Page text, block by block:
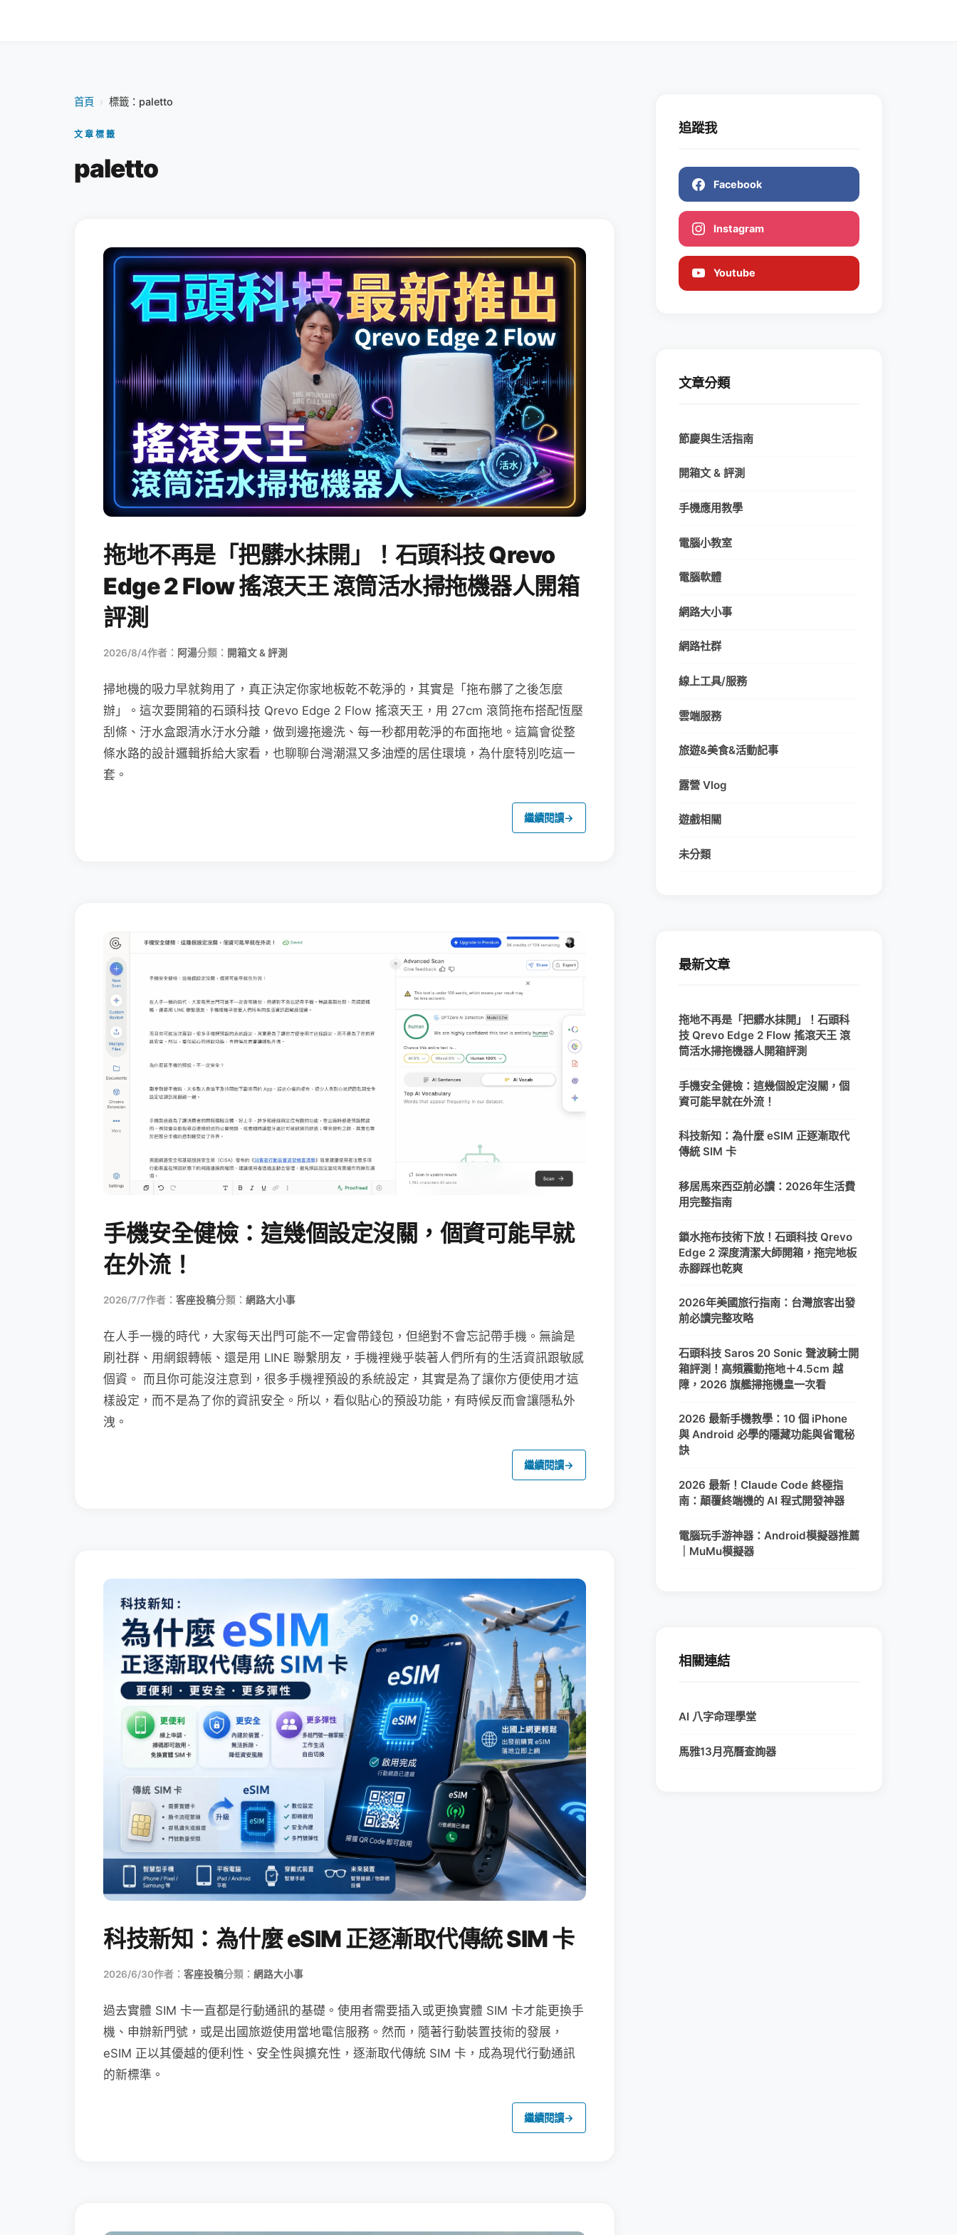
首頁 › 標籤：paletto
文章標籤
paletto
拖地不再是「把髒水抹開」！石頭科技 Qrevo
Edge 2 Flow 搖滾天王 滾筒活水掃拖機器人開箱
評測
2026/8/4作者： 阿湯分類： 開箱文 & 評測
掃地機的吸力早就夠用了，真正決定你家地板乾不乾淨的，其實是「拖布髒了之後怎麼
辦」。這次要開箱的石頭科技 Qrevo Edge 2 Flow 搖滾天王，用 27cm 滾筒拖布搭配恆壓
刮條、汙水盒跟清水汙水分離，做到邊拖邊洗、每一秒都用乾淨的布面拖地。這篇會從整
條水路的設計邏輯拆給大家看，也聊聊台灣潮濕又多油煙的居住環境，為什麼特別吃這一
套。
繼續閱讀→
手機安全健檢：這幾個設定沒關，個資可能早就
在外流！
2026/7/7作者： 客座投稿分類： 網路大小事
在人手一機的時代，大家每天出門可能不一定會帶錢包，但絕對不會忘記帶手機。無論是
刷社群、用網銀轉帳、還是用 LINE 聯繫朋友，手機裡幾乎裝著人們所有的生活資訊跟敏感
個資。 而且你可能沒注意到，很多手機裡預設的系統設定，其實是為了讓你方便使用才這
樣設定，而不是為了你的資訊安全。所以，看似貼心的預設功能，有時候反而會讓隱私外
洩。
繼續閱讀→
科技新知：為什麼 eSIM 正逐漸取代傳統 SIM 卡
2026/6/30作者： 客座投稿分類： 網路大小事
過去實體 SIM 卡一直都是行動通訊的基礎。使用者需要插入或更換實體 SIM 卡才能更換手
機、申辦新門號，或是出國旅遊使用當地電信服務。然而，隨著行動裝置技術的發展，
eSIM 正以其優越的便利性、安全性與擴充性，逐漸取代傳統 SIM 卡，成為現代行動通訊
的新標準。
繼續閱讀→
追蹤我
Facebook
Instagram
Youtube
文章分類
節慶與生活指南
開箱文 & 評測
手機應用教學
電腦小教室
電腦軟體
網路大小事
網路社群
線上工具/服務
雲端服務
旅遊&美食&活動記事
露營 Vlog
遊戲相關
未分類
最新文章
拖地不再是「把髒水抹開」！石頭科
技 Qrevo Edge 2 Flow 搖滾天王 滾
筒活水掃拖機器人開箱評測
手機安全健檢：這幾個設定沒關，個
資可能早就在外流！
科技新知：為什麼 eSIM 正逐漸取代
傳統 SIM 卡
移居馬來西亞前必讀：2026年生活費
用完整指南
鎖水拖布技術下放！石頭科技 Qrevo
Edge 2 深度清潔大師開箱，拖完地板
赤腳踩也乾爽
2026年美國旅行指南：台灣旅客出發
前必讀完整攻略
石頭科技 Saros 20 Sonic 聲波騎士開
箱評測！高頻震動拖地＋4.5cm 越
障，2026 旗艦掃拖機皇一次看
2026 最新手機教學：10 個 iPhone
與 Android 必學的隱藏功能與省電秘
訣
2026 最新！Claude Code 終極指
南：顛覆終端機的 AI 程式開發神器
電腦玩手游神器：Android模擬器推薦
｜MuMu模擬器
相關連結
AI 八字命理學堂
馬雅13月亮曆查詢器